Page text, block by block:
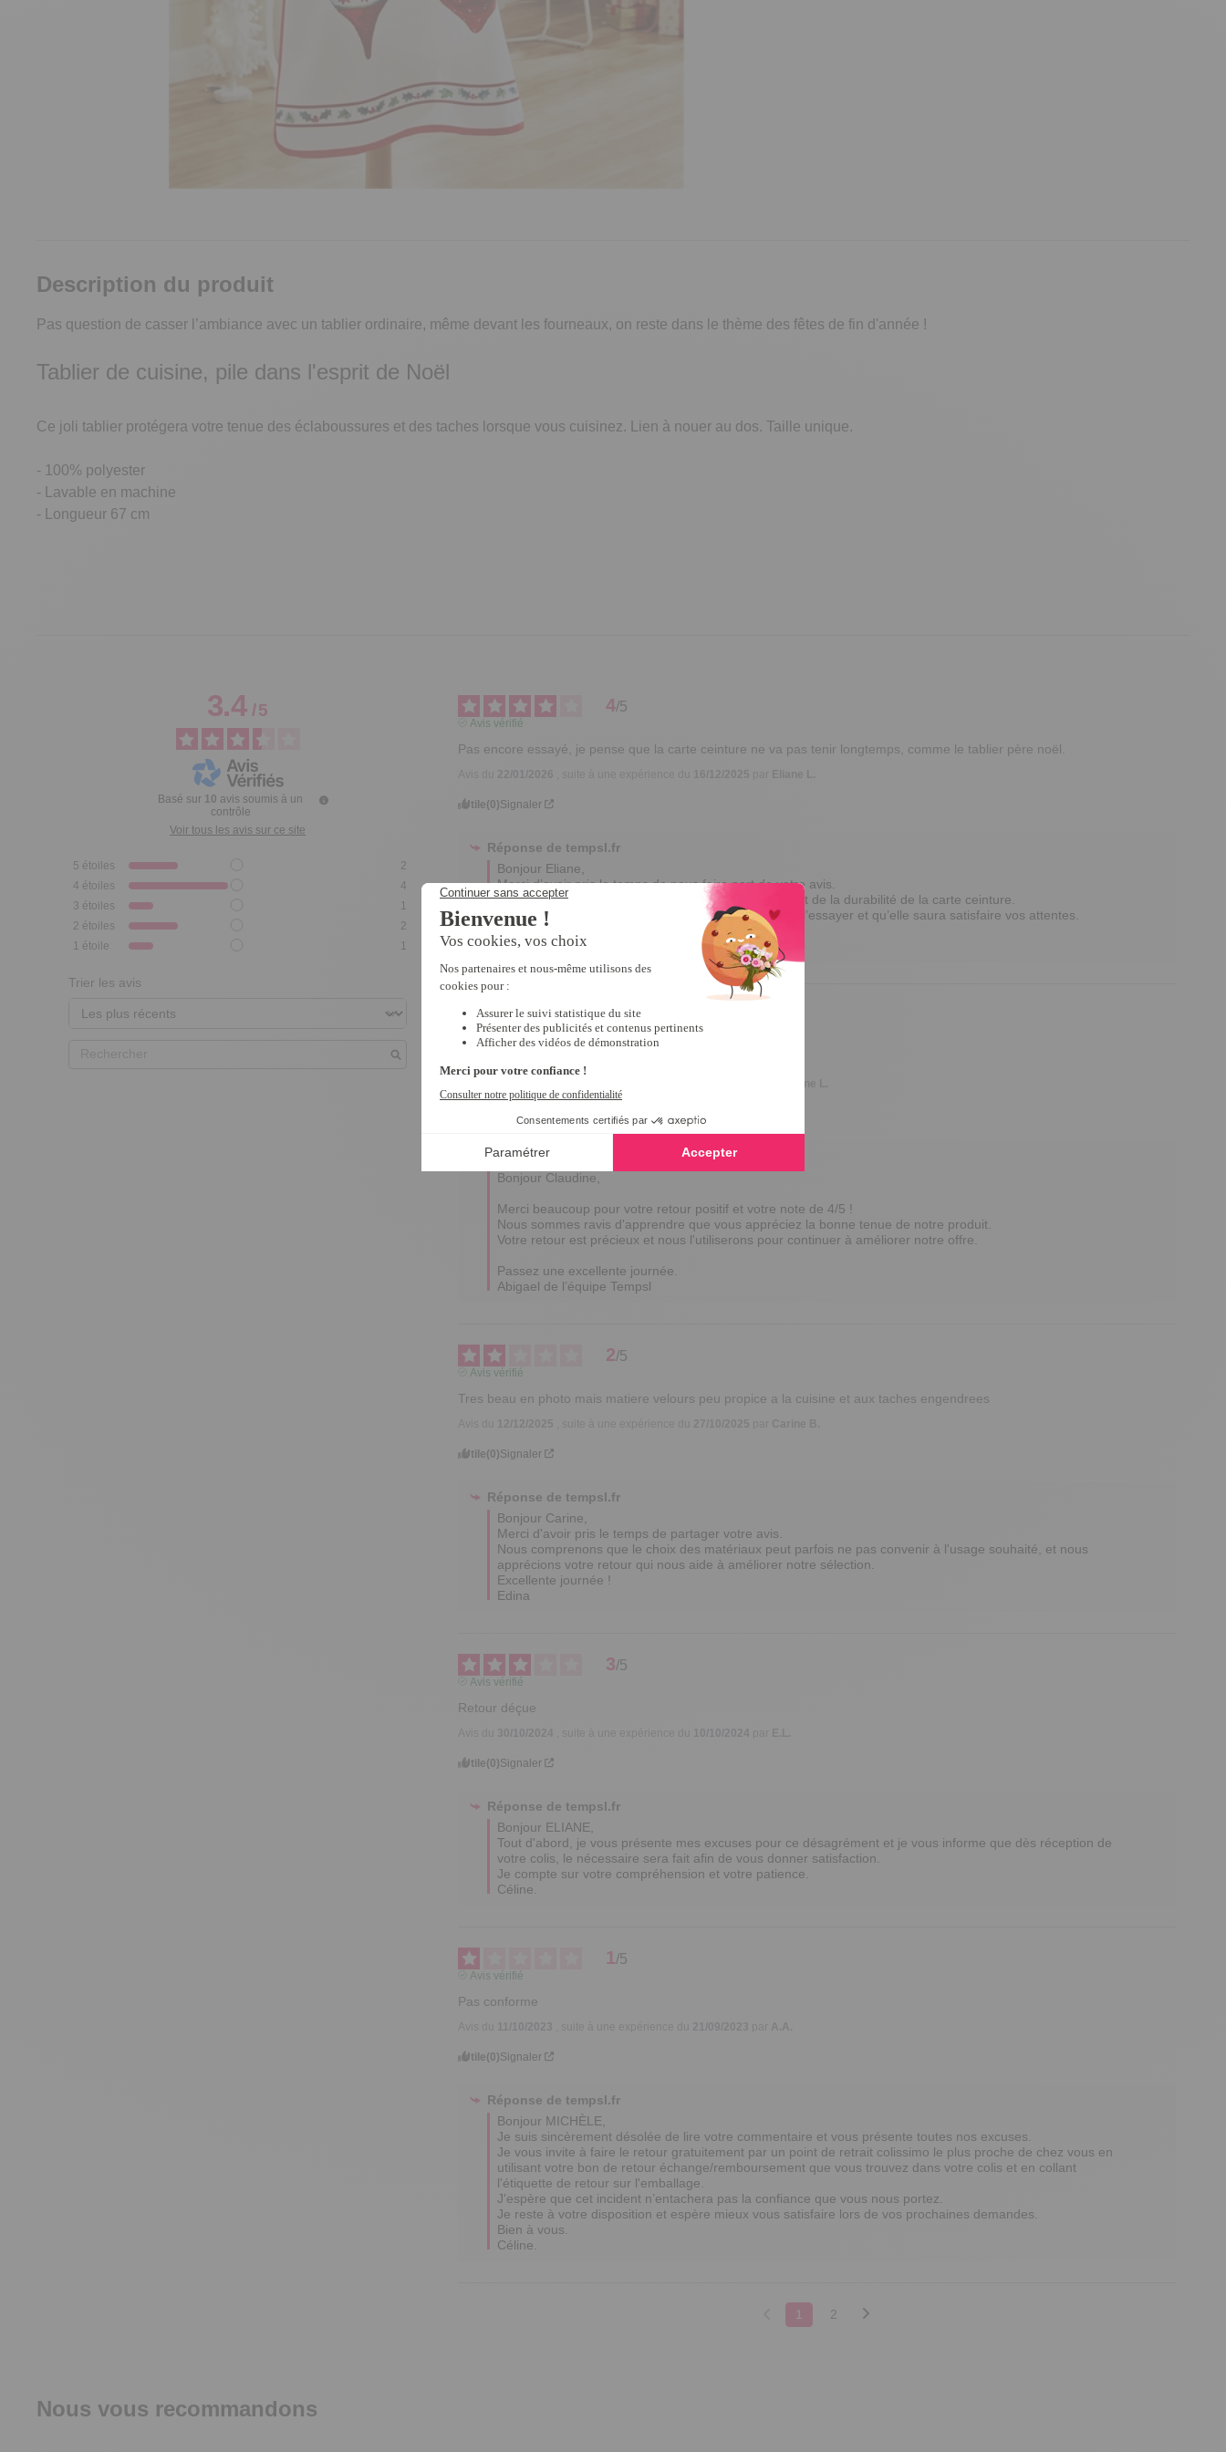
Description du produit
Pas question de casser l’ambiance avec un tablier ordinaire, même devant les fourneaux, on reste dans le thème des fêtes de fin d'année !
Tablier de cuisine, pile dans l'esprit de Noël
Ce joli tablier protégera votre tenue des éclaboussures et des taches lorsque vous cuisinez. Lien à nouer au dos. Taille unique.
- 100% polyester
- Lavable en machine
- Longueur 67 cm
3.4/5
Basé sur 10 avis soumis à un
contrôle
Voir tous les avis sur ce site
5 étoiles
2
4 étoiles
4
3 étoiles
1
2 étoiles
2
1 étoile 1
Trier les avis
4/5
Avis vérifié
Pas encore essayé, je pense que la carte ceinture ne va pas tenir longtemps, comme le tablier père noël.
22/01/2026 16/12/2025 par Eliane L.
Utile(0)Signaler
Réponse detempsl.fr
Bonjour Eliane,
Merci d’avoir pris le temps de nous faire part de votre avis.
Nous prenons en compte vos préoccupations au sujet de la durabilité de la carte ceinture.
Nous espérons que vous aurez bientôt l’occasion de l’essayer et qu’elle saura satisfaire vos attentes.
Excellente journée,
Edina
4/5
Avis vérifié
Réponse de
Bonjour Claudine,
Merci beaucoup pour votre retour positif et votre note de 4/5 !
Nous sommes ravis d'apprendre que vous appréciez la bonne tenue de notre produit.
Votre retour est précieux et nous l'utiliserons pour continuer à améliorer notre offre.
Passez une excellente journée.
Abigael de l’équipe Tempsl
2/5
Avis vérifié
Tres beau en photo mais matiere velours peu propice a la cuisine et aux taches engendrees
Utile(0)Signaler
Réponse detempsl.fr
Bonjour Carine,
Merci d'avoir pris le temps de partager votre avis.
Nous comprenons que le choix des matériaux peut parfois ne pas convenir à l'usage souhaité, et nous
apprécions votre retour qui nous aide à améliorer notre sélection.
Excellente journée !
Edina
3/5
Avis vérifié
Retour déçue
30/10/2024 E.L.
Utile(0)Signaler
Réponse detempsl.fr
Bonjour ELIANE,
Tout d'abord, je vous présente mes excuses pour ce désagrément et je vous informe que dès réception de
votre colis, le nécessaire sera fait afin de vous donner satisfaction.
Je compte sur votre compréhension et votre patience.
Céline.
1/5
Avis vérifié
Pas conforme
Utile(0)Signaler
Réponse detempsl.fr
Bonjour MICHÈLE,
Je suis sincèrement désolée de lire votre commentaire et vous présente toutes nos excuses.
Je vous invite à faire le retour gratuitement par un point de retrait colissimo le plus proche de chez vous en
utilisant votre bon de retour échange/remboursement que vous trouvez dans votre colis et en collant
l'étiquette de retour sur l'emballage.
J'espère que cet incident n’entachera pas la confiance que vous nous portez.
Je reste à votre disposition et espère mieux vous satisfaire lors de vos prochaines demandes.
Bien à vous.
Céline.
1 2
Nous vous recommandons